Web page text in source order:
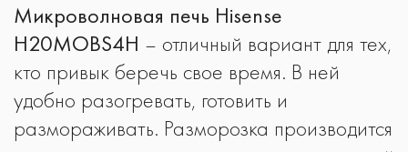
Микроволновая печь Hisense
H20MOBS4H – отличный вариант для тех,
кто привык беречь свое время. В ней
удобно разогревать, готовить и
размораживать. Разморозка производится